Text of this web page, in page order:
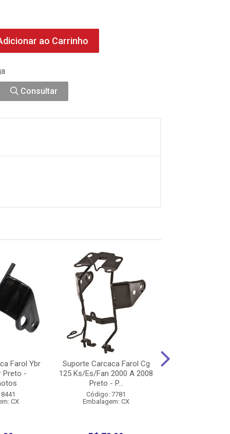
ao Carrinho
Consultar
Farol Ybr
Preto -
CX
Suporte Carcaca Farol Cg
125 Ks/Es/Fan 2000 A 2008
Preto - P...
Código: 7781
Embalagem: CX